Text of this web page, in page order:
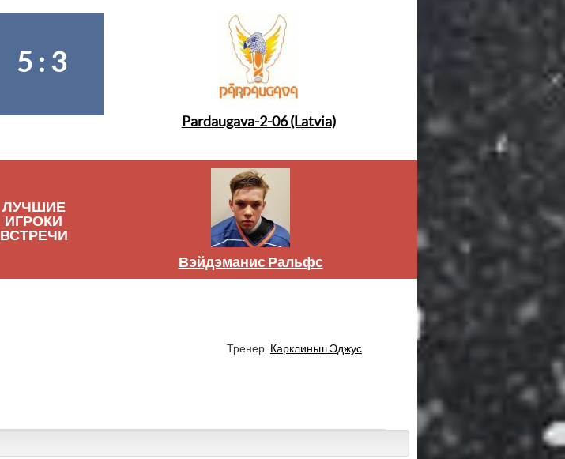
5 : 3
Pardaugava-2-06 (Latvia)
ЛУЧШИЕ
ИГРОКИ
ВСТРЕЧИ
Вэйдэманис Ральфс
Тренер: Карклиньш Эджус